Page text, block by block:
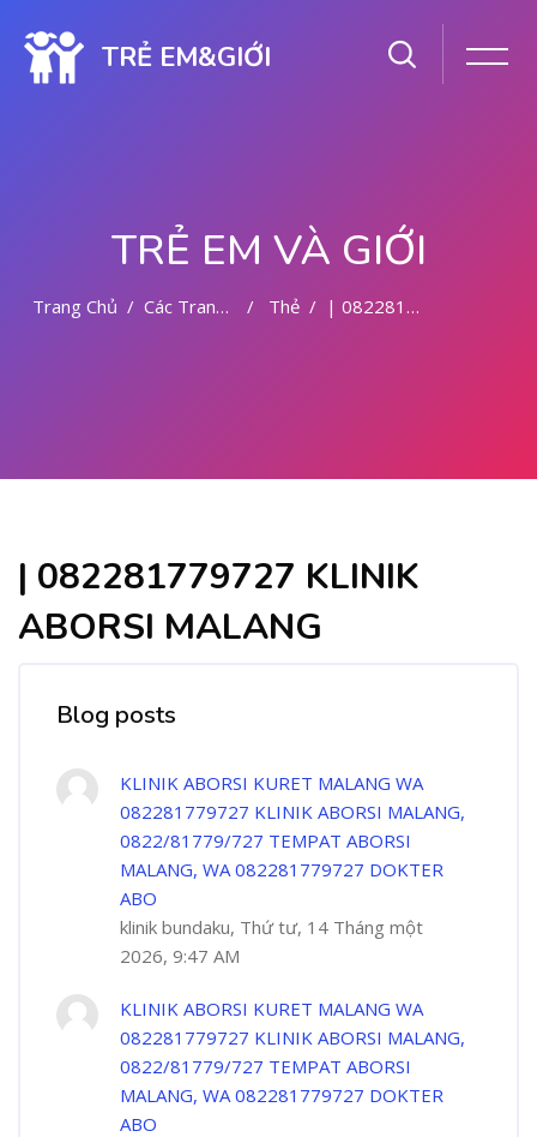
TRẺ EM&GIỚI
TRẺ EM VÀ GIỚI
Trang Chủ Các Trang Của Hệ Thống Thẻ | 082281779727 KLINIK ABORSI MALANG
| 082281779727 KLINIK
ABORSI MALANG
Blog posts
KLINIK ABORSI KURET MALANG WA
082281779727 KLINIK ABORSI MALANG,
0822/81779/727 TEMPAT ABORSI
MALANG, WA 082281779727 DOKTER
ABO
klinik bundaku, Thứ tư, 14 Tháng một
2026, 9:47 AM
KLINIK ABORSI KURET MALANG WA
082281779727 KLINIK ABORSI MALANG,
0822/81779/727 TEMPAT ABORSI
MALANG, WA 082281779727 DOKTER
ABO